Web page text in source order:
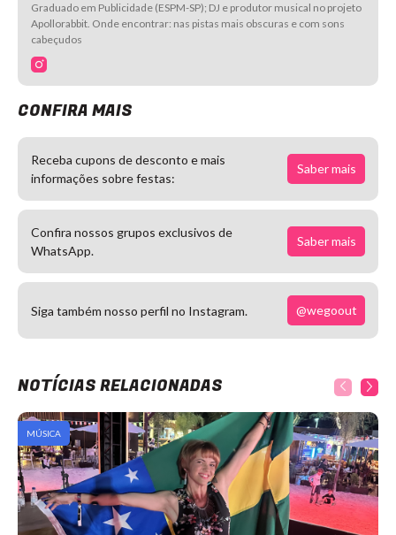
Graduado em Publicidade (ESPM-SP); DJ e produtor musical no projeto
Apollorabbit. Onde encontrar: nas pistas mais obscuras e com sons
cabeçudos
CONFIRA MAIS
Receba cupons de desconto e mais
informações sobre festas:
Saber mais
Confira nossos grupos exclusivos de
WhatsApp.
Saber mais
Siga também nosso perfil no Instagram. @wegoout
NOTÍCIAS RELACIONADAS
MÚSICA